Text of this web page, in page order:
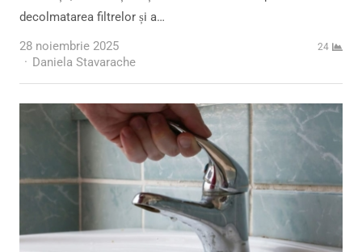
decolmatarea filtrelor și a…
28 noiembrie 2025
Author
Daniela Stavarache
24